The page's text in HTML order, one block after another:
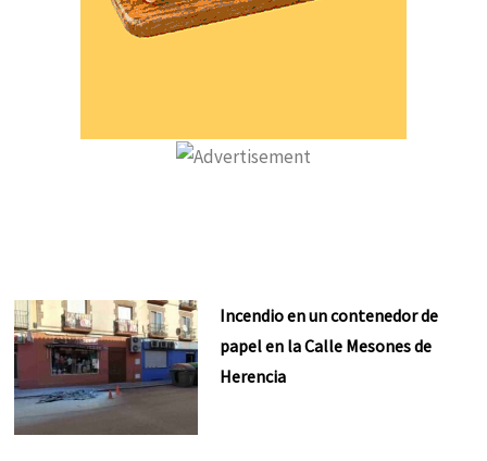
Incendio en un contenedor de
papel en la Calle Mesones de
Herencia